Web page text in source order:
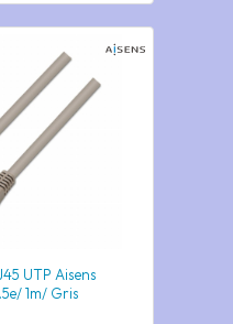
UTP Aisens
1m/ Gris